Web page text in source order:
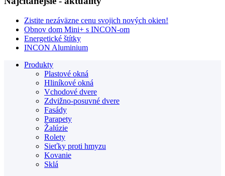
Zistite nezáväzne cenu svojich nových okien!
Obnov dom Mini+ s INCON-om
Energetické štítky
INCON Aluminium
Produkty
Plastové okná
Hliníkové okná
Vchodové dvere
Zdvižno-posuvné dvere
Fasády
Parapety
Žalúzie
Rolety
Sieťky proti hmyzu
Kovanie
Sklá